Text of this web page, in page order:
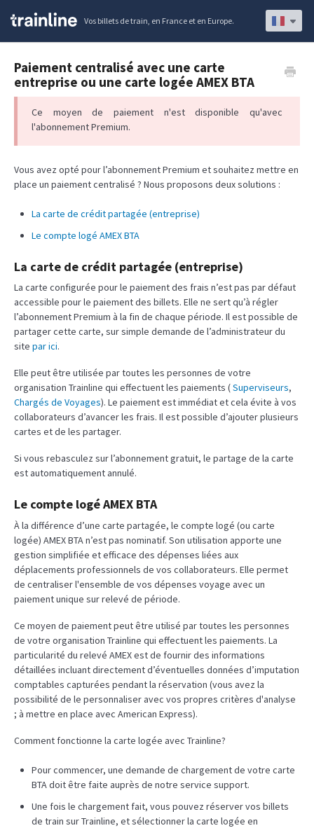
Vos billets de train, en France et en Europe.
Paiement centralisé avec une carte
entreprise ou une carte logée AMEX BTA
Ce moyen de paiement n'est disponible qu'avec
l'abonnement Premium.
Vous avez opté pour l’abonnement Premium et souhaitez mettre en
place un paiement centralisé ? Nous proposons deux solutions :
La carte de crédit partagée (entreprise)
Le compte logé AMEX BTA
La carte de crédit partagée (entreprise)
La carte configurée pour le paiement des frais n’est pas par défaut
accessible pour le paiement des billets. Elle ne sert qu’à régler
l’abonnement Premium à la fin de chaque période. Il est possible de
partager cette carte, sur simple demande de l’administrateur du
site par ici.
Elle peut être utilisée par toutes les personnes de votre
organisation Trainline qui effectuent les paiements (Superviseurs,
Chargés de Voyages). Le paiement est immédiat et cela évite à vos
collaborateurs d’avancer les frais. Il est possible d’ajouter plusieurs
cartes et de les partager.
Si vous rebasculez sur l’abonnement gratuit, le partage de la carte
est automatiquement annulé.
Le compte logé AMEX BTA
À la différence d’une carte partagée, le compte logé (ou carte
logée) AMEX BTA n’est pas nominatif. Son utilisation apporte une
gestion simplifiée et efficace des dépenses liées aux
déplacements professionnels de vos collaborateurs. Elle permet
de centraliser l'ensemble de vos dépenses voyage avec un
paiement unique sur relevé de période.
Ce moyen de paiement peut être utilisé par toutes les personnes
de votre organisation Trainline qui effectuent les paiements. La
particularité du relevé AMEX est de fournir des informations
détaillées incluant directement d’éventuelles données d’imputation
comptables capturées pendant la réservation (vous avez la
possibilité de le personnaliser avec vos propres critères d'analyse
; à mettre en place avec American Express).
Comment fonctionne la carte logée avec Trainline?
Pour commencer, une demande de chargement de votre carte
BTA doit être faite auprès de notre service support.
Une fois le chargement fait, vous pouvez réserver vos billets
de train sur Trainline, et sélectionner la carte logée en